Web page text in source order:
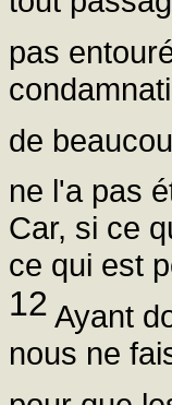
pas
de
ne l'a pas
Car, si ce
ce qui est
12 Ayant
nous ne